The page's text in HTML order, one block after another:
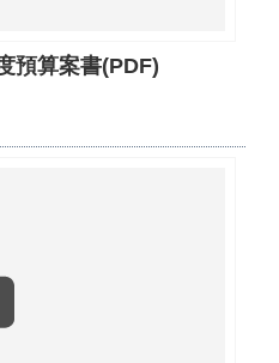
預算案書(PDF)